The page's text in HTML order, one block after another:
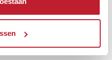
aandrijving
Torqeedo
Cruise 3.0 RL